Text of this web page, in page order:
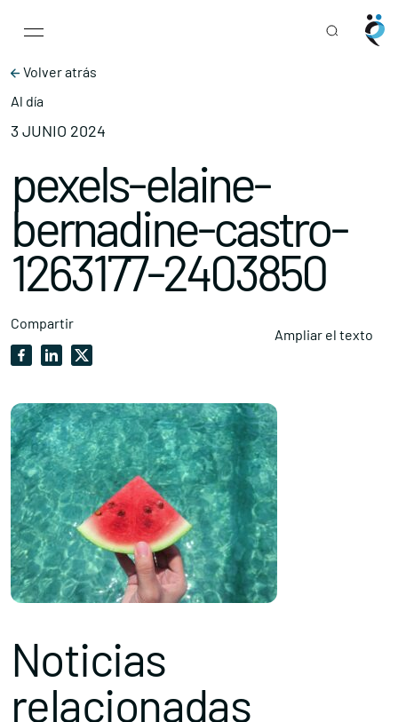
Main Navigation
Volver atrás
Al día
3 JUNIO 2024
pexels-elaine-
bernadine-castro-
1263177-2403850
Compartir
Ampliar el texto
Noticias
relacionadas